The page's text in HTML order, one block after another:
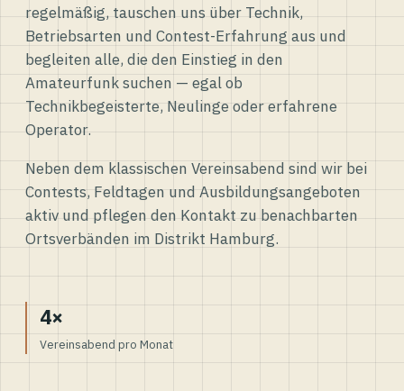
regelmäßig, tauschen uns über Technik,
Betriebsarten und Contest-Erfahrung aus und
begleiten alle, die den Einstieg in den
Amateurfunk suchen — egal ob
Technikbegeisterte, Neulinge oder erfahrene
Operator.
Neben dem klassischen Vereinsabend sind wir bei
Contests, Feldtagen und Ausbildungsangeboten
aktiv und pflegen den Kontakt zu benachbarten
Ortsverbänden im Distrikt Hamburg.
4×
Vereinsabend pro Monat